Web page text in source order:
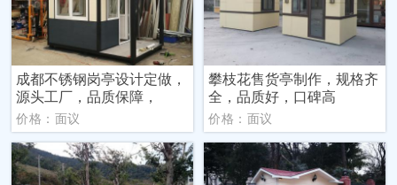
成都不锈钢岗亭设计定做，
源头工厂，品质保障，
价格：面议
攀枝花售货亭制作，规格齐
全，品质好，口碑高
价格：面议